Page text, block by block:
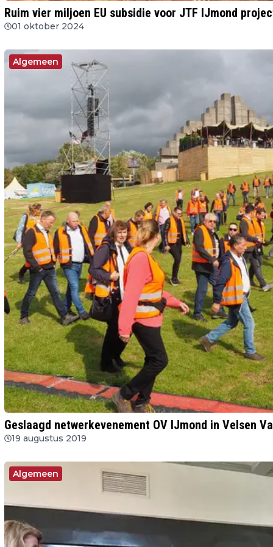
Ruim vier miljoen EU subsidie voor JTF IJmond
01 oktober 2024
Algemeen
Geslaagd netwerkevenement OV IJmond in Velsen
19 augustus 2019
Algemeen